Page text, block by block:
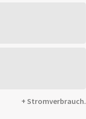
+ Stromverbrauch.